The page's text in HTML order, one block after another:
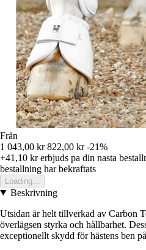
Från
1 043,00 kr 822,00 kr -21%
+41,10 krerbjuds pa din nasta
bestallning har bekraftats
Loading...
Beskrivning
Utsidan är helt tillverkad av Carbon
överlägsen styrka och hållbarhet.
exceptionellt skydd för hästens ben